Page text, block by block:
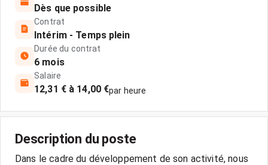
Dès que possible
Contrat
Intérim - Temps plein
Durée du contrat
6 mois
Salaire
12,31 € à 14,00 €par heure
Description du poste
Dans le cadre du développement de son activité, nous